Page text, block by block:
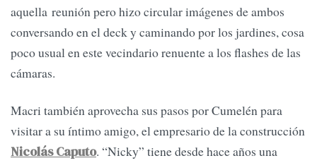
aquella reunión pero hizo circular imágenes de ambos
conversando en el deck y caminando por los jardines, cosa
poco usual en este vecindario renuente a los flashes de las
cámaras.
Macri también aprovecha sus pasos por Cumelén para
visitar a su íntimo amigo, el empresario de la construcción
Nicolás Caputo. “Nicky” tiene desde hace años una